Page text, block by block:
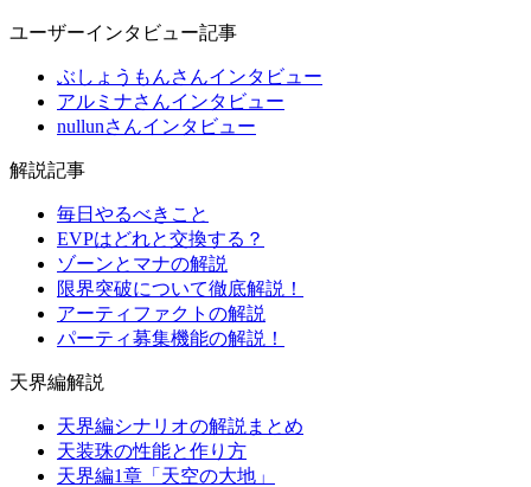
ユーザーインタビュー記事
ぶしょうもんさんインタビュー
アルミナさんインタビュー
nullunさんインタビュー
解説記事
毎日やるべきこと
EVPはどれと交換する？
ゾーンとマナの解説
限界突破について徹底解説！
アーティファクトの解説
パーティ募集機能の解説！
天界編解説
天界編シナリオの解説まとめ
天装珠の性能と作り方
天界編1章「天空の大地」